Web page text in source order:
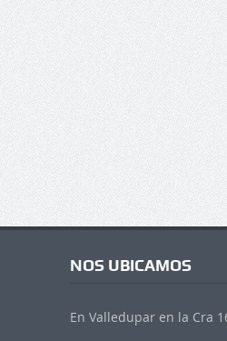
NOS UBICAMOS
En Valledupar en la Cra